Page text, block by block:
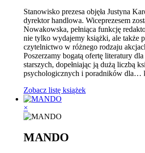
Stanowisko prezesa objęła Justyna
dyrektor handlowa. Wiceprezesem
Nowakowska, pełniąca funkcję
nie tylko wydajemy książki, ale także
czytelnictwo w różnego rodzaju
Poszerzamy bogatą ofertę literatury
starszych, dopełniając ją dużą liczbą
psychologicznych i poradników dla…
Zobacz listę książek
×
MANDO